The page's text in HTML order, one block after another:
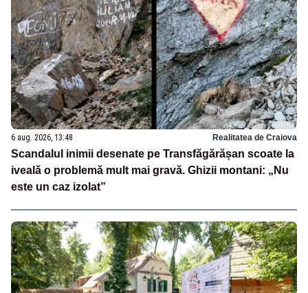
6 aug. 2026, 13:48 Realitatea de Craiova
Scandalul inimii desenate pe Transfăgărășan scoate la
iveală o problemă mult mai gravă. Ghizii montani: „Nu
este un caz izolat”